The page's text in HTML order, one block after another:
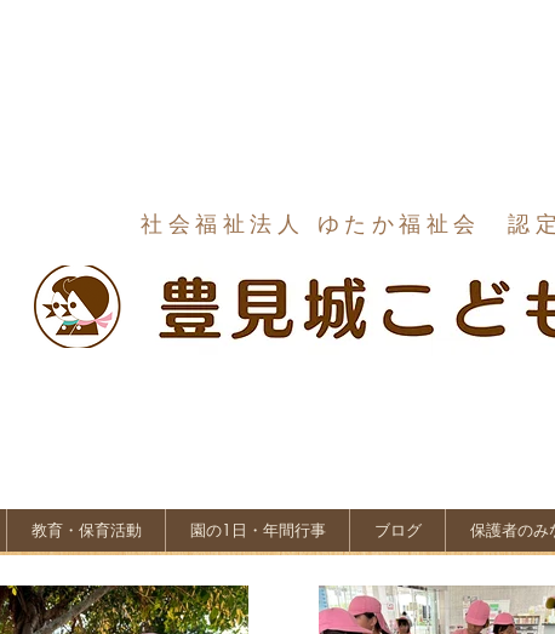
社会福祉法人 ゆたか福祉会 認
教育・保育活動 園の1日・年間行事 ブログ 保護者のみ